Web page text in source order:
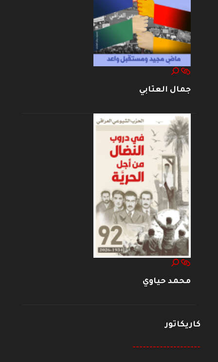
جمال العتابي
محمد حياوي
كاريكاتور
--------------------